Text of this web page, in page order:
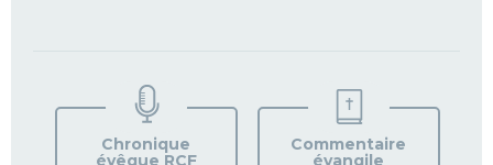
VOTRE
PAROISSE
Chronique
évêque RCF
Commentaire
évangile